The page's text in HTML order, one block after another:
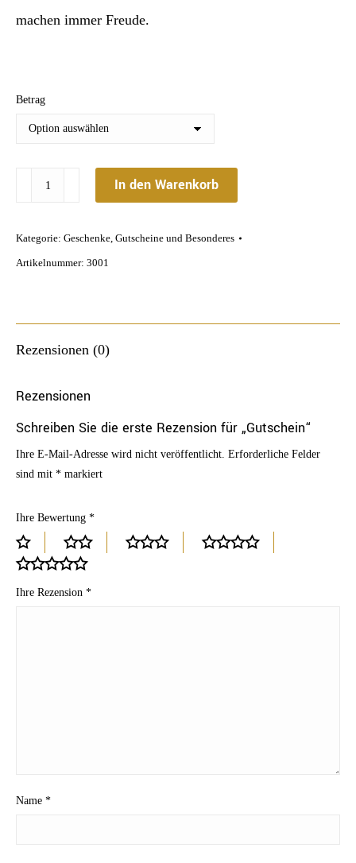
machen immer Freude.
Betrag
Gutschein
In den Warenkorb
Kategorie: Geschenke, Gutscheine und Besonderes
Artikelnummer: 3001
Rezensionen (0)
Rezensionen
Schreiben Sie die erste Rezension für „Gutschein“
Ihre E-Mail-Adresse wird nicht veröffentlicht. Erforderliche Felder
sind mit * markiert
Ihre Bewertung *
Ihre Rezension *
Name *